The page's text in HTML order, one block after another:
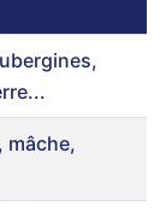
mâche,